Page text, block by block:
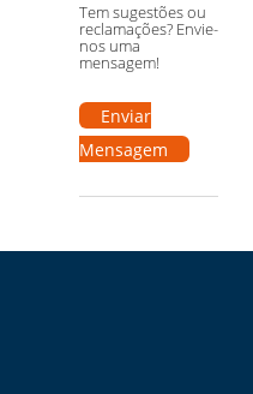
Tem sugestões ou
reclamações? Envie-
nos uma
mensagem!
Enviar
Mensagem